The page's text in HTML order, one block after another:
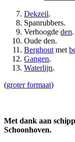
Dekzeil.
Spanrubbers.
Verhoogde den.
Oude den.
Berghout met
Gangen.
Waterlijn.
(groter formaat)
Met dank aan
Schoonhoven.